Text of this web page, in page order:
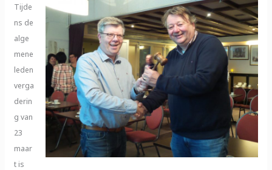
Tijde
ns de
alge
mene
leden
verga
derin
g van
23
maar
t is